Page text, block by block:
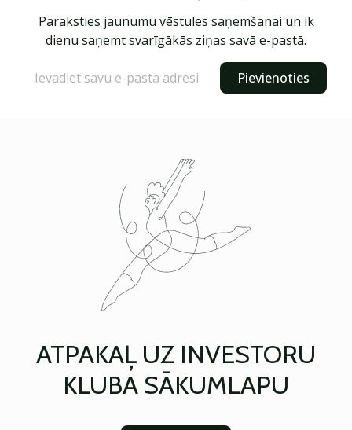
Paraksties jaunumu vēstules saņemšanai un ik
dienu saņemt svarīgākās ziņas savā e-pastā.
Pievienoties
ATPAKAĻ UZ INVESTORU
KLUBA SĀKUMLAPU